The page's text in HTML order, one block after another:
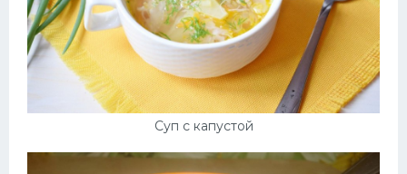
Суп с капустой